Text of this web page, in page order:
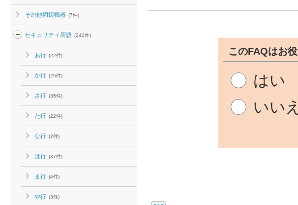
その他周辺機器 (7件)
セキュリティ用語 (242件)
あ行 (22件)
か行 (25件)
さ行 (35件)
た行 (22件)
な行 (2件)
は行 (37件)
ま行 (4件)
や行 (3件)
このFAQはお
はい
いいえ